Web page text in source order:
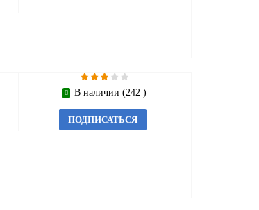
В наличии (242 )
ПОДПИСАТЬСЯ